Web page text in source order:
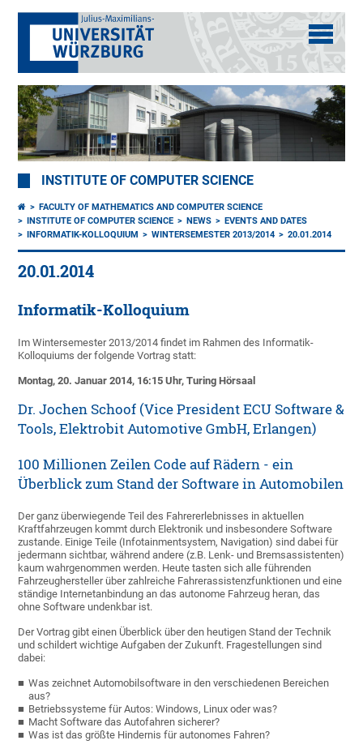
INSTITUTE OF COMPUTER SCIENCE
FACULTY OF MATHEMATICS AND COMPUTER SCIENCE
INSTITUTE OF COMPUTER SCIENCE
NEWS
EVENTS AND DATES
INFORMATIK-KOLLOQUIUM
WINTERSEMESTER 2013/2014 20.01.2014
20.01.2014
Informatik-Kolloquium
Im Wintersemester 2013/2014 findet im Rahmen des Informatik-
Kolloquiums der folgende Vortrag statt:
Montag, 20. Januar 2014, 16:15 Uhr, Turing Hörsaal
Dr. Jochen Schoof (Vice President ECU Software &
Tools, Elektrobit Automotive GmbH, Erlangen)
100 Millionen Zeilen Code auf Rädern - ein
Überblick zum Stand der Software in Automobilen
Der ganz überwiegende Teil des Fahrererlebnisses in aktuellen
Kraftfahrzeugen kommt durch Elektronik und insbesondere Software
zustande. Einige Teile (Infotainmentsystem, Navigation) sind dabei für
jedermann sichtbar, während andere (z.B. Lenk- und Bremsassistenten)
kaum wahrgenommen werden. Heute tasten sich alle führenden
Fahrzeughersteller über zahlreiche Fahrerassistenzfunktionen und eine
ständige Internetanbindung an das autonome Fahrzeug heran, das
ohne Software undenkbar ist.
Der Vortrag gibt einen Überblick über den heutigen Stand der Technik
und schildert wichtige Aufgaben der Zukunft. Fragestellungen sind
dabei:
Was zeichnet Automobilsoftware in den verschiedenen Bereichen
aus?
Betriebssysteme für Autos: Windows, Linux oder was?
Macht Software das Autofahren sicherer?
Was ist das größte Hindernis für autonomes Fahren?